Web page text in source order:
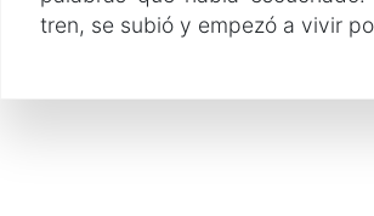
tren, se subió y empezó a vivir